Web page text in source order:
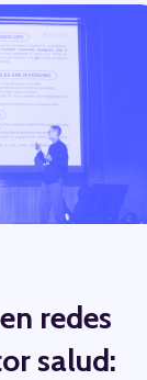
redes
salud: